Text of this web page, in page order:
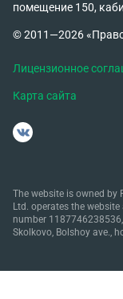
помещение 150,
© 2011—2026
Лицензионное
Карта сайта
The website is owned by
Ltd. operates the
number
Skolkovo, Bolshoy ave.,